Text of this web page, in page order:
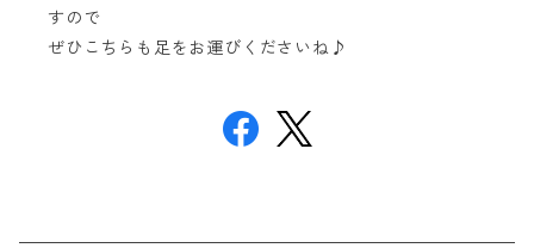
すので
ぜひこちらも足をお運びくださいね♪